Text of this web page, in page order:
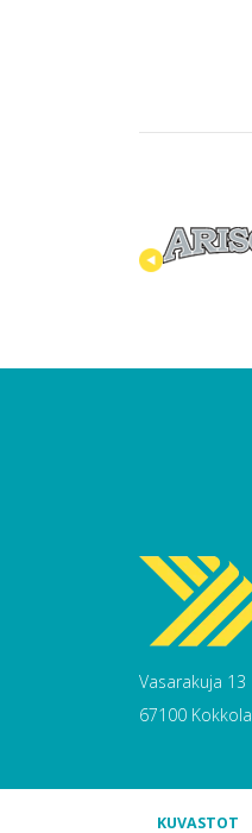
Vasarakuja 13
67100 Kokkola
KUVASTOT